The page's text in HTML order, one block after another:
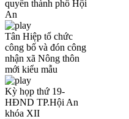
quyền thành phố Hội
An
Tân Hiệp tổ chức
công bố và đón công
nhận xã Nông thôn
mới kiểu mẫu
Kỳ họp thứ 19-
HĐND TP.Hội An
khóa XII